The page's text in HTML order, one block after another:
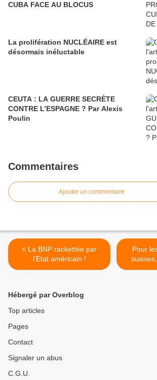
CUBA FACE AU BLOCUS
La prolifération NUCLÉAIRE est
désormais inéluctable
CEUTA : LA GUERRE SECRÈTE
CONTRE L’ESPAGNE ? Par Alexis
Poulin
Commentaires
Ajouter un commentaire
< La BNP rackettée par
l’Etat américain !
Pour
avec les
Hébergé par Overblog
Top articles
Pages
Contact
Signaler un abus
C.G.U.